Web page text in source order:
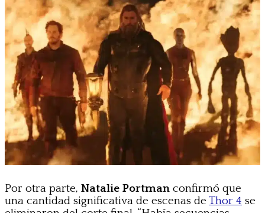
Por otra parte, Natalie Portman confirmó que
una cantidad significativa de escenas de Thor 4 se